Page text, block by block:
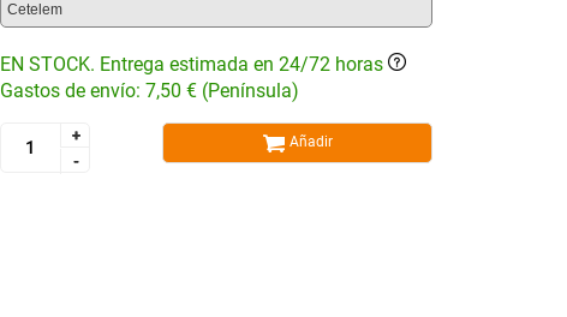
Cetelem
EN STOCK. Entrega estimada en 24/72 horas
Gastos de envío: 7,50 € (Península)
+
-
+
-
Añadir